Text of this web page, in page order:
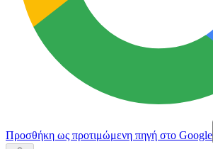
Προσθήκη ως προτιμώμενη πηγή στο Google